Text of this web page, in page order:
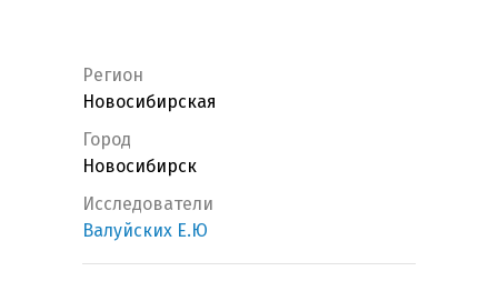
Регион
Новосибирская
Город
Новосибирск
Исследователи
Валуйских Е.Ю